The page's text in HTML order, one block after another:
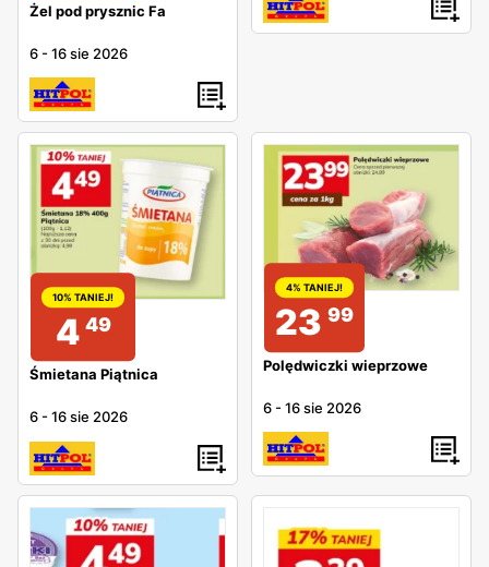
Żel pod prysznic Fa
6 -16 sie 2026
10% TANIEJ!
4 49
Śmietana Piątnica
6 -16 sie 2026
4% TANIEJ!
23 99
Polędwiczki wieprzowe
6 -16 sie 2026